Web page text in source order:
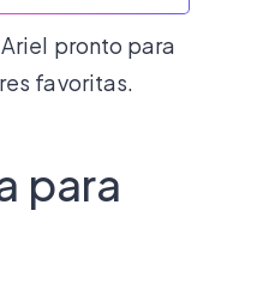
pronto para
favoritas.
para